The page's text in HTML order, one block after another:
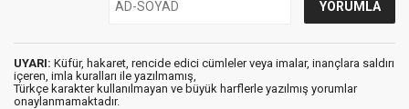
UYARI: Küfür, hakaret, rencide edici cümleler veya imalar, inançlara saldırı
içeren, imla kuralları ile yazılmamış,
Türkçe karakter kullanılmayan ve büyük harflerle yazılmış yorumlar
onaylanmamaktadır.